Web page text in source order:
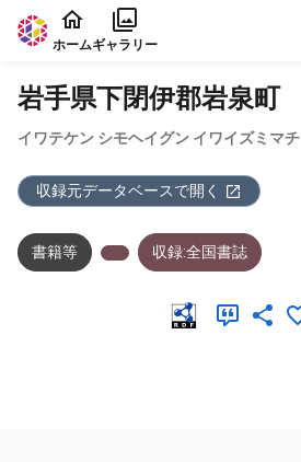
本文に飛ぶ
ホームギャラリー
岩手県下閉伊郡岩泉町
イワテケン シモヘイグン イワイズミマチ
収録元データベースで開く
書籍等 収録:全国書誌